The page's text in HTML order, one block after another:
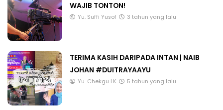
WAJIB TONTON!
Yu. Suffi Yusof 3 tahun yang lalu
TERIMA KASIH DARIPADA INTAN | NAIB
JOHAN #DUITRAYAAYU
Yu. Chekgu LK 5 tahun yang lalu